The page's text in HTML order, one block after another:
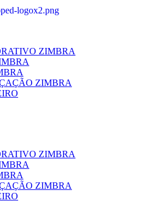
ZIMBRA
ZIMBRA
ZIMBRA
ZIMBRA